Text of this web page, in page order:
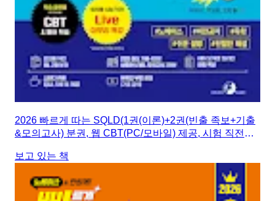
2026 빠르게 따는 SQLD(1권(이론)+2권(빈출 족보+기출
&모의고사) 분권, 웹 CBT(PC/모바일) 제공, 시험 직전
보고 있는 책